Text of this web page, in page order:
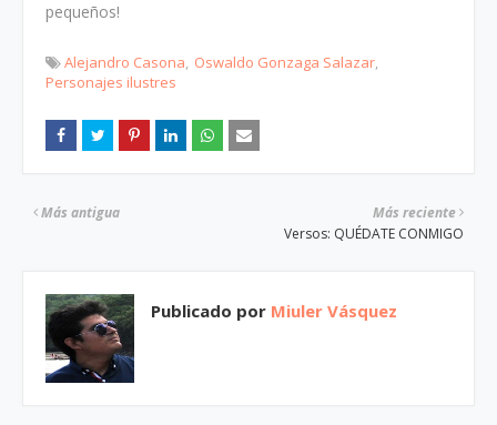
pequeños!
Alejandro Casona Oswaldo Gonzaga Salazar
Personajes ilustres
Más reciente
Versos: QUÉDATE CONMIGO
Más antigua
Publicado por Miuler Vásquez